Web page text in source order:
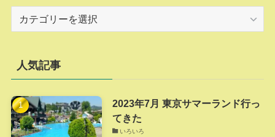
ー
人気記事
2023年7月 東京サマーランド行っ
てきた
いろいろ